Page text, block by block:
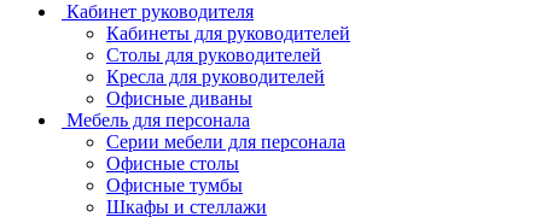
Кабинет руководителя
Кабинеты для руководителей
Столы для руководителей
Кресла для руководителей
Офисные диваны
Мебель для персонала
Серии мебели для персонала
Офисные столы
Офисные тумбы
Шкафы и стеллажи